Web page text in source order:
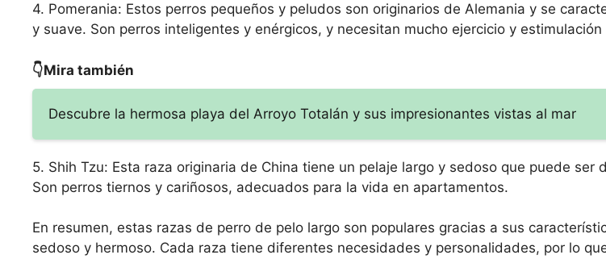
4. Pomerania: Estos perros pequeños y peludos son originarios de Alemania y se
y suave. Son perros inteligentes y enérgicos, y necesitan mucho ejercicio y estimulación
👇Mira también
Descubre la hermosa playa del Arroyo Totalán y sus impresionantes vistas al mar
5. Shih Tzu: Esta raza originaria de China tiene un pelaje largo y sedoso que puede ser
Son perros tiernos y cariñosos, adecuados para la vida en apartamentos.
En resumen, estas razas de perro de pelo largo son populares gracias a sus
sedoso y hermoso. Cada raza tiene diferentes necesidades y personalidades, por lo